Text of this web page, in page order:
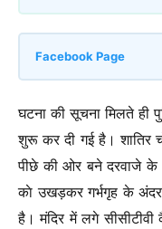
Facebook Page
घटना की सूचना मिलते ही
शुरू कर दी गई है। शातिर
पीछे की ओर बने दरवाजे
काे उखड़कर गर्भगृह के अंदर
है। मंदिर में लगे सीसीटीवी